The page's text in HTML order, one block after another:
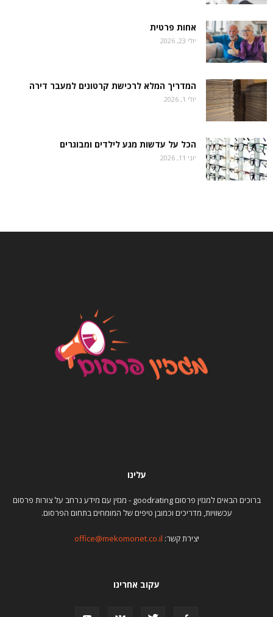
אחות פרטית
יולי 23, 2026
המדריך המלא לרכישת קרטונים למעבר דירה
יולי 1, 2026
הכל על עדשות מגע לילדים ומבוגרים
יוני 11, 2026
עלינו
ברוכים הבאים למגזין פרסום goodrating - מגזין עם מידע נרחב על צורות פרסום
עכשוויות, מדריכים וכמובן טיפים של המומחים בתחום הפרסום.
יצירת קשר: office@mekomonet.co.il
עקוב אחרינו